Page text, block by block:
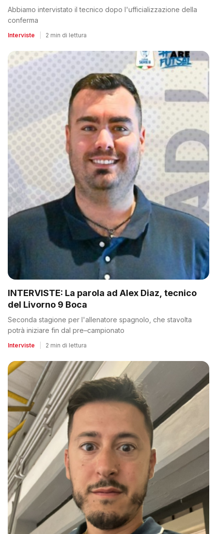
Abbiamo intervistato il tecnico dopo l'ufficializzazione della
conferma
Interviste 2 min di lettura
INTERVISTE: La parola ad Alex Diaz, tecnico
del Livorno 9 Boca
Seconda stagione per l'allenatore spagnolo, che stavolta
potrà iniziare fin dal pre–campionato
Interviste 2 min di lettura